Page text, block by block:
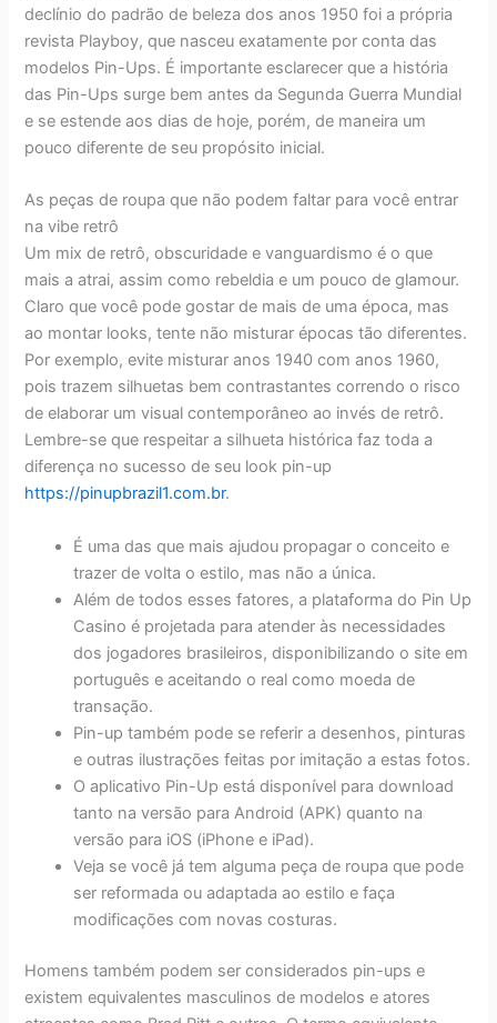
declínio do padrão de beleza dos anos 1950 foi a própria
revista Playboy, que nasceu exatamente por conta das
modelos Pin-Ups. É importante esclarecer que a história
das Pin-Ups surge bem antes da Segunda Guerra Mundial
e se estende aos dias de hoje, porém, de maneira um
pouco diferente de seu propósito inicial.
As peças de roupa que não podem faltar para você entrar
na vibe retrô
Um mix de retrô, obscuridade e vanguardismo é o que
mais a atrai, assim como rebeldia e um pouco de glamour.
Claro que você pode gostar de mais de uma época, mas
ao montar looks, tente não misturar épocas tão diferentes.
Por exemplo, evite misturar anos 1940 com anos 1960,
pois trazem silhuetas bem contrastantes correndo o risco
de elaborar um visual contemporâneo ao invés de retrô.
Lembre-se que respeitar a silhueta histórica faz toda a
diferença no sucesso de seu look pin-up
https://pinupbrazil1.com.br.
É uma das que mais ajudou propagar o conceito e
trazer de volta o estilo, mas não a única.
Além de todos esses fatores, a plataforma do Pin Up
Casino é projetada para atender às necessidades
dos jogadores brasileiros, disponibilizando o site em
português e aceitando o real como moeda de
transação.
Pin-up também pode se referir a desenhos, pinturas
e outras ilustrações feitas por imitação a estas fotos.
O aplicativo Pin-Up está disponível para download
tanto na versão para Android (APK) quanto na
versão para iOS (iPhone e iPad).
Veja se você já tem alguma peça de roupa que pode
ser reformada ou adaptada ao estilo e faça
modificações com novas costuras.
Homens também podem ser considerados pin-ups e
existem equivalentes masculinos de modelos e atores